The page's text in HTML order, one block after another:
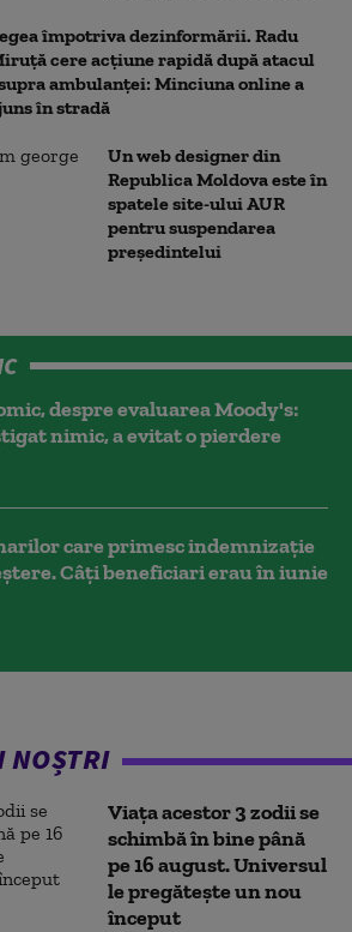
împotriva dezinformării. Radu
cere acțiune rapidă după atacul
ambulanței: Minciuna online a
în stradă
Un web designer din
Republica Moldova este în
spatele site-ului AUR
pentru suspendarea
președintelui
despre evaluarea Moody's:
nimic, a evitat o pierdere
care primesc indemnizaţie
Câți beneficiari erau în iunie
NOȘTRI
Viața acestor 3 zodii se
schimbă în bine până
pe 16 august. Universul
le pregătește un nou
început